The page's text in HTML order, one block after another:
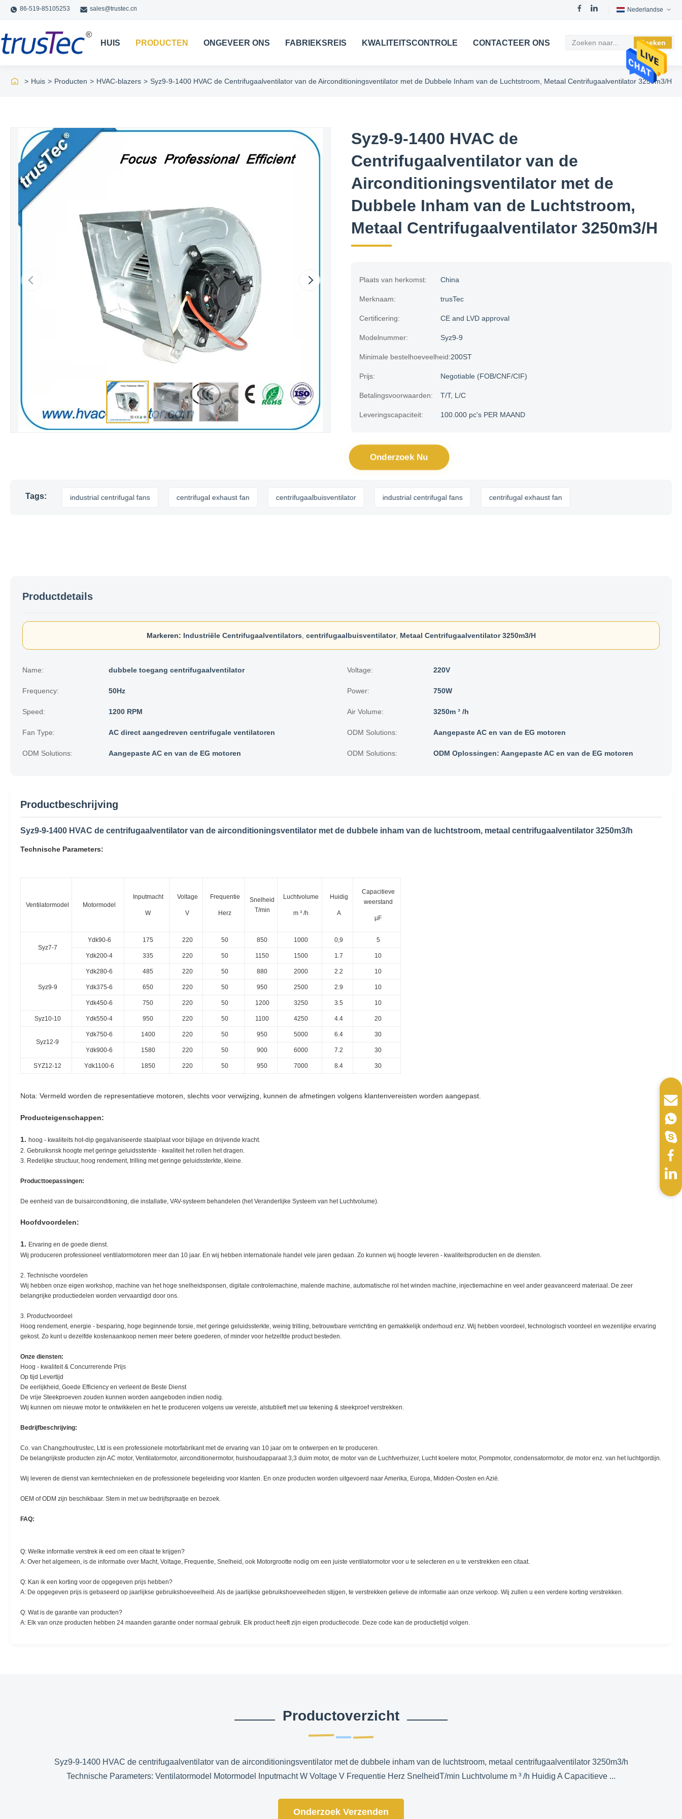
86-519-85105253 sales@trustec.cn Nederlandse
HUIS PRODUCTEN ONGEVEER ONS FABRIEKSREIS KWALITEITSCONTROLE CONTACTEER ONS Zoeken
> Huis > Producten > HVAC-blazers > Syz9-9-1400 HVAC de Centrifugaalventilator van de Airconditioningsventilator met de Dubbele Inham van de Luchtstroom, Metaal Centrifugaalventilator 3250m3/H
Syz9-9-1400 HVAC de
Centrifugaalventilator van de
Airconditioningsventilator met de
Dubbele Inham van de Luchtstroom,
Metaal Centrifugaalventilator 3250m3/H
Plaats van herkomst: China
Merknaam: trusTec
Certificering: CE and LVD approval
Modelnummer: Syz9-9
Minimale bestelhoeveelheid:200ST
Prijs: Negotiable (FOB/CNF/CIF)
Betalingsvoorwaarden: T/T, L/C
Leveringscapaciteit: 100.000 pc's PER MAAND
Onderzoek Nu
Tags: industrial centrifugal fans centrifugal exhaust fan centrifugaalbuisventilator industrial centrifugal fans centrifugal exhaust fan
Productdetails
Markeren: Industriële Centrifugaalventilators centrifugaalbuisventilator, Metaal Centrifugaalventilator 3250m3/H
Name: dubbele toegang centrifugaalventilator Voltage: 220V
Frequency: 50Hz Power: 750W
Speed: 1200 RPM Air Volume: 3250m ³ /h
Fan Type: AC direct aangedreven centrifugale ventilatoren ODM Solutions: Aangepaste AC en van de EG motoren
ODM Solutions: Aangepaste AC en van de EG motoren ODM Solutions: ODM Oplossingen: Aangepaste AC en van de EG motoren
Productbeschrijving
Syz9-9-1400 HVAC de centrifugaalventilator van de airconditioningsventilator met de dubbele inham van de luchtstroom, metaal centrifugaalventilator 3250m3/h
Technische Parameters:
Ventilatormodel Motormodel
Inputmacht
W
Voltage
V
Frequentie
Herz
Snelheid
T/min
Luchtvolume
m ³ /h
Huidig
A
Capacitieve
weerstand
μF
Syz7-7
Ydk90-6 175 220 50 850 1000 0,9 5
Ydk200-4 335 220 50 1150 1500 1.7 10
Syz9-9
Ydk280-6 485 220 50 880 2000 2.2 10
Ydk375-6 650 220 50 950 2500 2.9 10
Ydk450-6 750 220 50 1200 3250 3.5 10
Syz10-10 Ydk550-4 950 220 50 1100 4250 4.4 20
Syz12-9
Ydk750-6 1400 220 50 950 5000 6.4 30
Ydk900-6 1580 220 50 900 6000 7.2 30
SYZ12-12 Ydk1100-6 1850 220 50 950 7000 8.4 30
Nota: Vermeld worden de representatieve motoren, slechts voor verwijzing, kunnen de afmetingen volgens klantenvereisten worden aangepast.
Producteigenschappen:
1. hoog - kwaliteits hot-dip gegalvaniseerde staalplaat voor bijlage en drijvende kracht.
2. Gebruiksnsk hoogte met geringe geluidssterkte - kwaliteit het rollen het dragen.
3. Redelijke structuur, hoog rendement, trilling met geringe geluidssterkte, kleine.
Producttoepassingen:
De eenheid van de buisairconditioning, die installatie, VAV-systeem behandelen (het Veranderlijke Systeem van het Luchtvolume).
Hoofdvoordelen:
1. Ervaring en de goede dienst.
Wij produceren professioneel ventilatormotoren meer dan 10 jaar. En wij hebben internationale handel vele jaren gedaan. Zo kunnen wij hoogte leveren - kwaliteitsproducten en de diensten.
2. Technische voordelen
Wij hebben onze eigen workshop, machine van het hoge snelheidsponsen, digitale controlemachine, malende machine, automatische rol het winden machine, injectiemachine en veel ander geavanceerd materiaal. De zeer
belangrijke productiedelen worden vervaardigd door ons.
3. Productvoordeel
Hoog rendement, energie - besparing, hoge beginnende torsie, met geringe geluidssterkte, weinig trilling, betrouwbare verrichting en gemakkelijk onderhoud enz. Wij hebben voordeel, technologisch voordeel en wezenlijke ervaring
gekost. Zo kunt u dezelfde kostenaankoop nemen meer betere goederen, of minder voor hetzelfde product besteden.
Onze diensten:
Hoog - kwaliteit & Concurrerende Prijs
Op tijd Levertijd
De eerlijkheid, Goede Efficiency en verleent de Beste Dienst
De vrije Steekproeven zouden kunnen worden aangeboden indien nodig.
Wij kunnen om nieuwe motor te ontwikkelen en het te produceren volgens uw vereiste, alstublieft met uw tekening & steekproef verstrekken.
Bedrijfbeschrijving:
Co. van Changzhoutrustec, Ltd is een professionele motorfabrikant met de ervaring van 10 jaar om te ontwerpen en te produceren.
De belangrijkste producten zijn AC motor, Ventilatormotor, airconditionermotor, huishoudapparaat 3,3 duim motor, de motor van de Luchtverhuizer, Lucht koelere motor, Pompmotor, condensatormotor, de motor enz. van het luchtgordijn.
Wij leveren de dienst van kerntechnieken en de professionele begeleiding voor klanten. En onze producten worden uitgevoerd naar Amerika, Europa, Midden-Oosten en Azië.
OEM of ODM zijn beschikbaar. Stem in met uw bedrijfspraatje en bezoek.
FAQ:
Q: Welke informatie verstrek ik eed om een citaat te krijgen?
A: Over het algemeen, is de informatie over Macht, Voltage, Frequentie, Snelheid, ook Motorgrootte nodig om een juiste ventilatormotor voor u te selecteren en u te verstrekken een citaat.
Q: Kan ik een korting voor de opgegeven prijs hebben?
A: De opgegeven prijs is gebaseerd op jaarlijkse gebruikshoeveelheid. Als de jaarlijkse gebruikshoeveelheden stijgen, te verstrekken gelieve de informatie aan onze verkoop. Wij zullen u een verdere korting verstrekken.
Q: Wat is de garantie van producten?
A: Elk van onze producten hebben 24 maanden garantie onder normaal gebruik. Elk product heeft zijn eigen productiecode. Deze code kan de productietijd volgen.
Productoverzicht
Syz9-9-1400 HVAC de centrifugaalventilator van de airconditioningsventilator met de dubbele inham van de luchtstroom, metaal centrifugaalventilator 3250m3/h
Technische Parameters: Ventilatormodel Motormodel Inputmacht W Voltage V Frequentie Herz SnelheidT/min Luchtvolume m ³ /h Huidig A Capacitieve ...
Onderzoek Verzenden